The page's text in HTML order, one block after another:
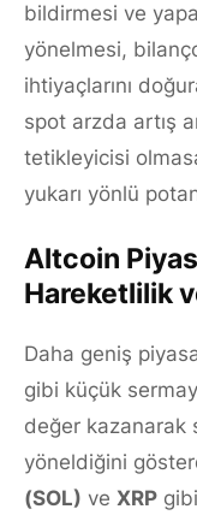
bildirmesi ve
yönelmesi,
ihtiyaçlarını
spot arzda artış
tetikleyicisi
yukarı yönlü
Altcoin
Hareketlilik
Daha geniş
gibi küçük
değer kazanarak
yöneldiğini
(SOL) ve XRP